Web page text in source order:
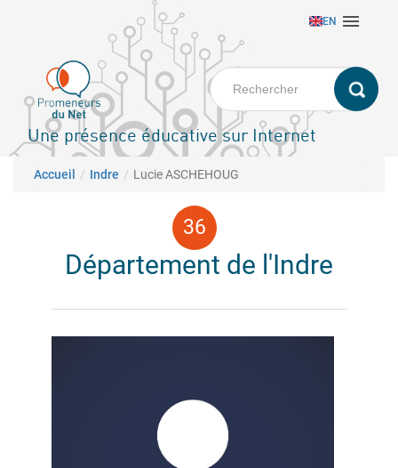
principal
EN 
Une présence éducative sur Internet
Fil d'Ariane
Accueil Indre Lucie ASCHEHOUG
Département de l'Indre